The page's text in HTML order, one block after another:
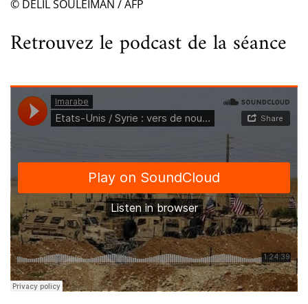
© DELIL SOULEIMAN / AFP
Retrouvez le podcast de la séance